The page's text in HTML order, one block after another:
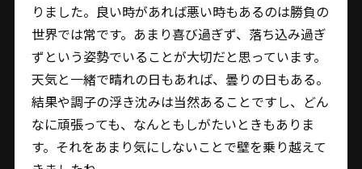
りました。良い時があれば悪い時もあるのは勝負の
世界では常です。あまり喜び過ぎず、落ち込み過ぎ
ずという姿勢でいることが大切だと思っています。
天気と一緒で晴れの日もあれば、曇りの日もある。
結果や調子の浮き沈みは当然あることですし、どん
なに頑張っても、なんともしがたいときもありま
す。それをあまり気にしないことで壁を乗り越えて